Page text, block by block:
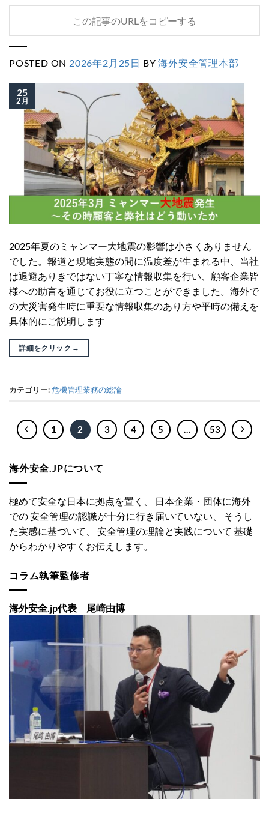
この記事のURLをコピーする
POSTED ON 2026年2月25日 BY海外安全管理本部
25
2月
2025年夏のミャンマー大地震の影響は小さくありません
でした。報道と現地実態の間に温度差が生まれる中、当社
は退避ありきではない丁寧な情報収集を行い、顧客企業皆
様への助言を通じてお役に立つことができました。海外で
の大災害発生時に重要な情報収集のあり方や平時の備えを
具体的にご説明します
詳細をクリック →
カテゴリー:危機管理業務の総論
1 2 3 4 5 53
海外安全.JPについて
極めて安全な日本に拠点を置く、 日本企業・団体に海外
での 安全管理の認識が十分に行き届いていない、 そうし
た実感に基づいて、 安全管理の理論と実践について 基礎
からわかりやすくお伝えします。
コラム執筆監修者
海外安全.jp代表 尾崎由博